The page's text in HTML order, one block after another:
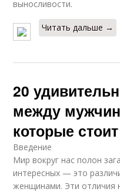
выносливости.
Читать дальше →
20
между
которые
Введение
Мир вокруг нас полон
интересных — это
женщинами. Эти отличия